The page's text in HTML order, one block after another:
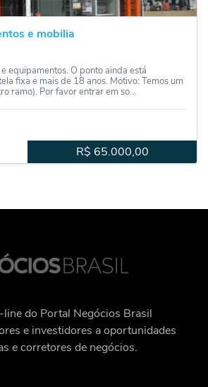
e mobilia
equipamentos. O ponto ainda está
fixa e mais de 18 anos. Motivo: Temos um
ramo). Por favor entrar em so...
R$ 65.000,00
do Portal Negócios Brasil
e investidores a oportunidades
e corretores de negócios.